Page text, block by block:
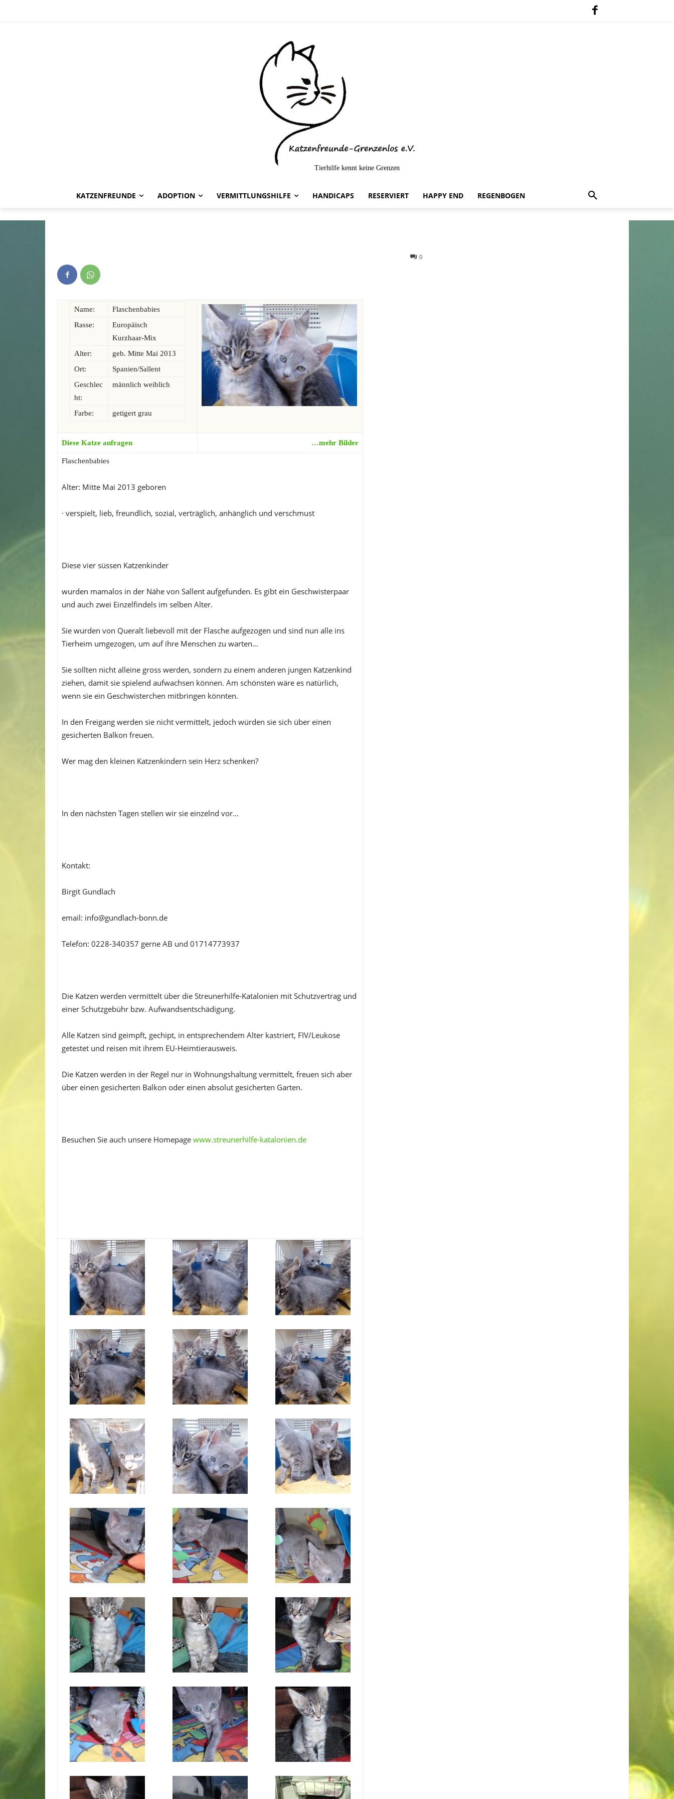
Tierhilfe kennt keine Grenzen
KATZENFREUNDE ADOPTION VERMITTLUNGSHILFE HANDICAPS RESERVIERT HAPPY END REGENBOGEN
Die 4 Flaschenbabies suchen ein
Zuhause
0
Name:
Flaschenbabies
Rasse:
Europäisch
Kurzhaar-Mix
Alter:
geb. Mitte Mai 2013
Ort:
Spanien/Sallent
Geschlec
ht:
männlich weiblich
Farbe: getigert grau
Diese Katze anfragen …mehr Bilder
Flaschenbabies
Alter: Mitte Mai 2013 geboren
· verspielt, lieb, freundlich, sozial, verträglich, anhänglich und verschmust
Diese vier süssen Katzenkinder
wurden mamalos in der Nähe von Sallent aufgefunden. Es gibt ein Geschwisterpaar
und auch zwei Einzelfindels im selben Alter.
Sie wurden von Queralt liebevoll mit der Flasche aufgezogen und sind nun alle ins
Tierheim umgezogen, um auf ihre Menschen zu warten…
Sie sollten nicht alleine gross werden, sondern zu einem anderen jungen Katzenkind
ziehen, damit sie spielend aufwachsen können. Am schönsten wäre es natürlich,
wenn sie ein Geschwisterchen mitbringen könnten.
In den Freigang werden sie nicht vermittelt, jedoch würden sie sich über einen
gesicherten Balkon freuen.
Wer mag den kleinen Katzenkindern sein Herz schenken?
In den nächsten Tagen stellen wir sie einzelnd vor…
Kontakt:
Birgit Gundlach
email: info@gundlach-bonn.de
Telefon: 0228-340357 gerne AB und 01714773937
Die Katzen werden vermittelt über die Streunerhilfe-Katalonien mit Schutzvertrag und
einer Schutzgebühr bzw. Aufwandsentschädigung.
Alle Katzen sind geimpft, gechipt, in entsprechendem Alter kastriert, FIV/Leukose
getestet und reisen mit ihrem EU-Heimtierausweis.
Die Katzen werden in der Regel nur in Wohnungshaltung vermittelt, freuen sich aber
über einen gesicherten Balkon oder einen absolut gesicherten Garten.
Besuchen Sie auch unsere Homepage www.streunerhilfe-katalonien.de